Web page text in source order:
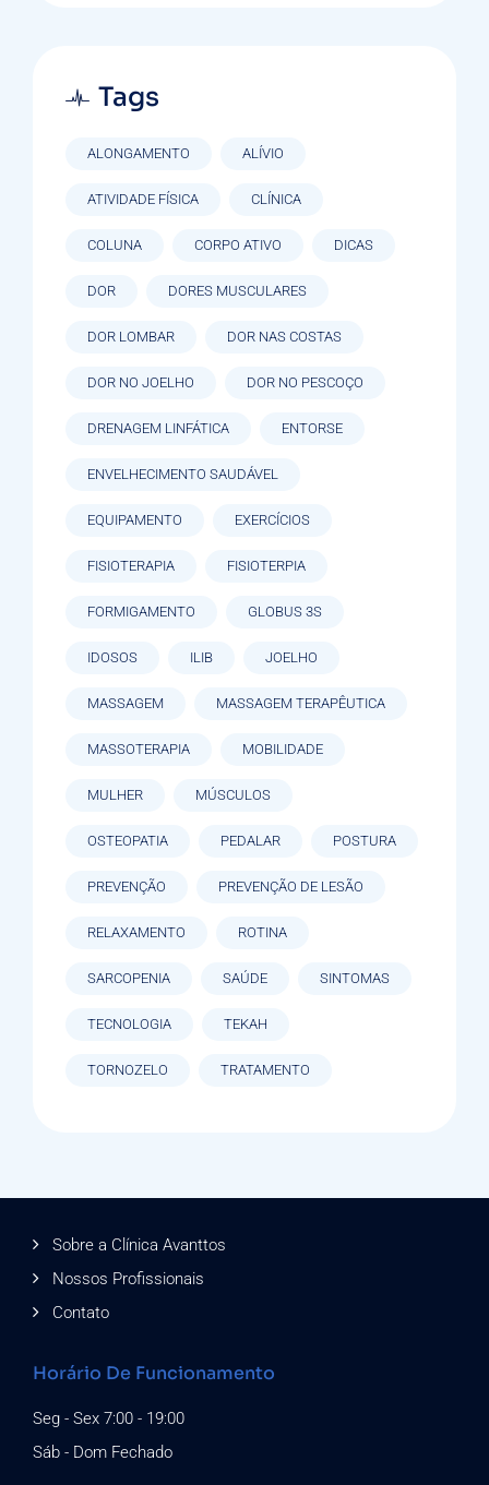
Tags
ALONGAMENTO ALÍVIO
ATIVIDADE FÍSICA CLÍNICA
COLUNA CORPO ATIVO DICAS
DOR DORES MUSCULARES
DOR LOMBAR DOR NAS COSTAS
DOR NO JOELHO DOR NO PESCOÇO
DRENAGEM LINFÁTICA ENTORSE
ENVELHECIMENTO SAUDÁVEL
EQUIPAMENTO EXERCÍCIOS
FISIOTERAPIA FISIOTERPIA
FORMIGAMENTO GLOBUS 3S
IDOSOS ILIB JOELHO
MASSAGEM MASSAGEM TERAPÊUTICA
MASSOTERAPIA MOBILIDADE
MULHER MÚSCULOS
OSTEOPATIA PEDALAR POSTURA
PREVENÇÃO PREVENÇÃO DE LESÃO
RELAXAMENTO ROTINA
SARCOPENIA SAÚDE SINTOMAS
TECNOLOGIA TEKAH
TORNOZELO TRATAMENTO
Sobre a Clínica Avanttos
Nossos Profissionais
Contato
Horário De Funcionamento
Seg - Sex 7:00 - 19:00
Sáb - Dom Fechado